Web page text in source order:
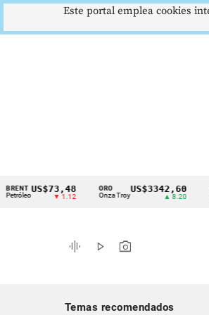
Cintillo
indicadores
económicos
US$73,48
▼ 1.12
ORO
Onza Troy
US$3342,60 COLCAP
Índ.
graphic_eq play_arrow photo_camera
Temas recomendados
Este portal emplea cookies